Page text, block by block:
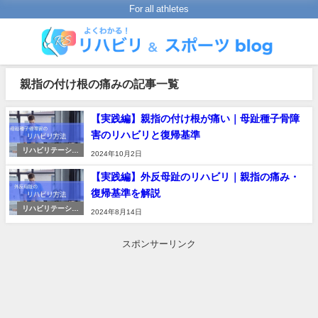
For all athletes
親指の付け根の痛みの記事一覧
リハビリテーショ
【実践編】親指の付け根が痛い｜母趾種子骨障
害のリハビリと復帰基準
2024年10月2日
リハビリテーショ
【実践編】外反母趾のリハビリ｜親指の痛み・
復帰基準を解説
2024年8月14日
スポンサーリンク